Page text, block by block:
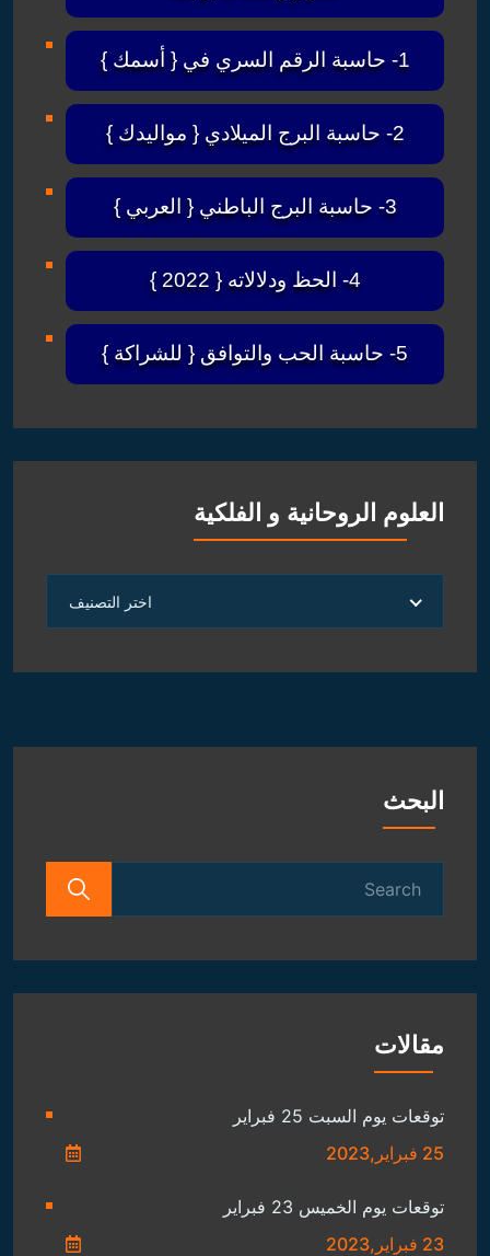
1- حاسبة الرقم السري في { أسمك }
2- حاسبة البرج الميلادي { مواليدك }
3- حاسبة البرج الباطني { العربي }
4- الحظ ودلالاته { 2022 }
5- حاسبة الحب والتوافق { للشراكة }
العلوم الروحانية و الفلكية
الروحانية
الفلكية
اختر التصنيف
البحث
مقالات
توقعات يوم السبت 25 فبراير
25 فبراير,2023
توقعات يوم الخميس 23 فبراير
23 فبراير,2023